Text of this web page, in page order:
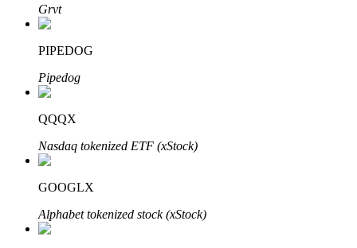
Auto Invest
Ta långsiktig vinst och flexibla intressen
Grvt
PIPEDOG
Pipedog
QQQX
Nasdaq tokenized ETF (xStock)
GOOGLX
Alphabet tokenized stock (xStock)